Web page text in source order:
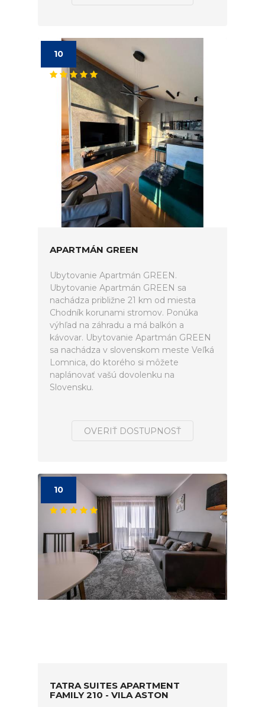
10
APARTMÁN GREEN
Ubytovanie Apartmán GREEN.
Ubytovanie Apartmán GREEN sa
nachádza približne 21 km od miesta
Chodník korunami stromov. Ponúka
výhľad na záhradu a má balkón a
kávovar. Ubytovanie Apartmán GREEN
sa nachádza v slovenskom meste Veľká
Lomnica, do ktorého si môžete
naplánovať vašú dovolenku na
Slovensku.
OVERIŤ DOSTUPNOSŤ
10
TATRA SUITES APARTMENT
FAMILY 210 - VILA ASTON